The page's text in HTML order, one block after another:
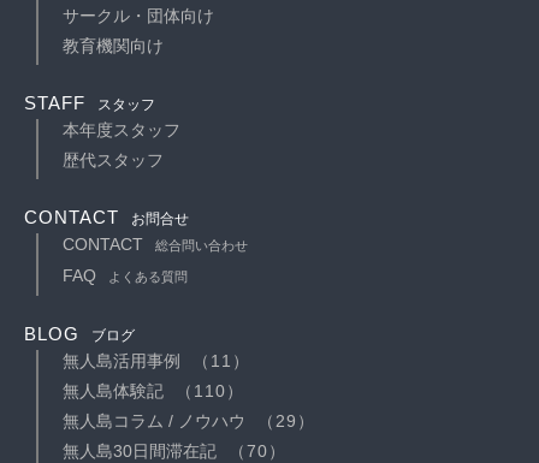
サークル・団体向け
教育機関向け
STAFF スタッフ
本年度スタッフ
歴代スタッフ
CONTACT お問合せ
CONTACT 総合問い合わせ
FAQ よくある質問
BLOG ブログ
無人島活用事例
（11）
無人島体験記
（110）
無人島コラム / ノウハウ
（29）
無人島30日間滞在記
（70）